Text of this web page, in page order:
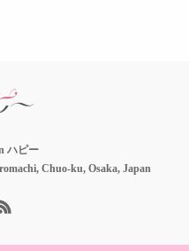
ハピー
Chuo-ku, Osaka, Japan